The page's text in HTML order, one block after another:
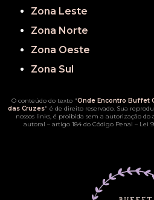
Zona Leste
Zona Norte
Zona Oeste
Zona Sul
O conteúdo do texto "Onde Encontro Buffet
das Cruzes" é de direito reservado. Sua
nossos links, é proibida sem a autorização
autoral – artigo 184 do Código Penal – Lei